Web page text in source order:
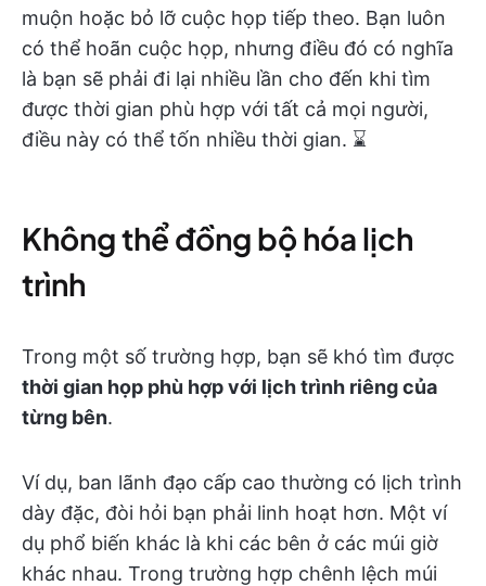
muộn hoặc bỏ lỡ cuộc họp tiếp theo. Bạn luôn
có thể hoãn cuộc họp, nhưng điều đó có nghĩa
là bạn sẽ phải đi lại nhiều lần cho đến khi tìm
được thời gian phù hợp với tất cả mọi người,
điều này có thể tốn nhiều thời gian. ⌛
Không thể đồng bộ hóa lịch
trình
Trong một số trường hợp, bạn sẽ khó tìm được
thời gian họp phù hợp với lịch trình riêng của
từng bên.
Ví dụ, ban lãnh đạo cấp cao thường có lịch trình
dày đặc, đòi hỏi bạn phải linh hoạt hơn. Một ví
dụ phổ biến khác là khi các bên ở các múi giờ
khác nhau. Trong trường hợp chênh lệch múi